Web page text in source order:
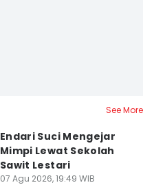
See More
Endari Suci Mengejar
Mimpi Lewat Sekolah
Sawit Lestari
07 Agu 2026, 19:49 WIB